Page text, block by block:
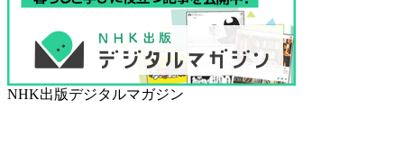
NHK出版デジタルマガジン